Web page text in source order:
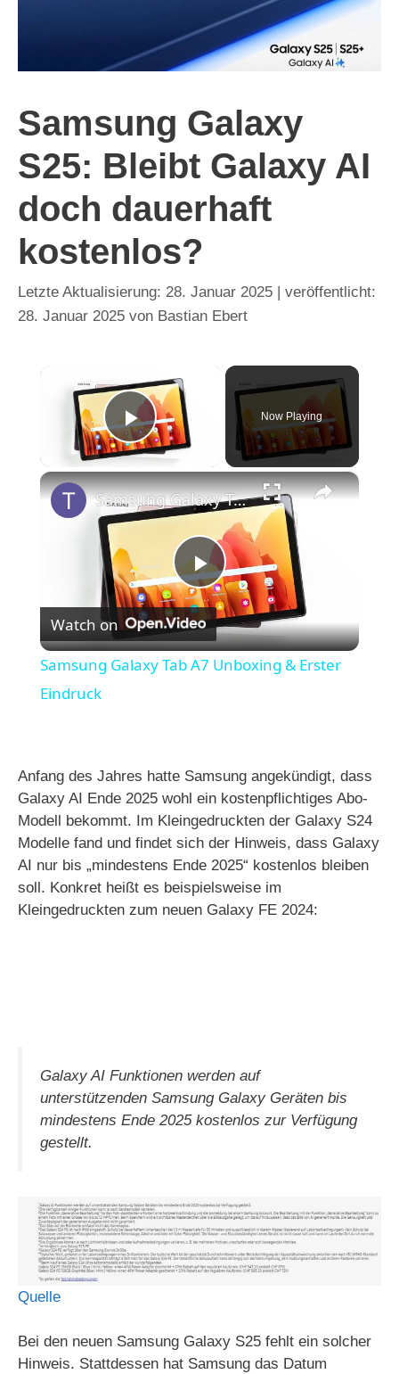
Samsung Galaxy
S25: Bleibt Galaxy AI
doch dauerhaft
kostenlos?
28. Januar 2025
28. Januar 2025 von Bastian Ebert
Play Video
Now Playing
×
P
l
V
i
d
Samsung Galaxy Tab A7 Unboxing & Erster Eindruck
Watch on
Samsung Galaxy Tab A7 Unboxing & Erster
Eindruck
Anfang des Jahres hatte Samsung angekündigt, dass
Galaxy AI Ende 2025 wohl ein kostenpflichtiges Abo-
Modell bekommt. Im Kleingedruckten der Galaxy S24
Modelle fand und findet sich der Hinweis, dass Galaxy
AI nur bis „mindestens Ende 2025“ kostenlos bleiben
soll. Konkret heißt es beispielsweise im
Kleingedruckten zum neuen Galaxy FE 2024:
Galaxy AI Funktionen werden auf
unterstützenden Samsung Galaxy Geräten bis
mindestens Ende 2025 kostenlos zur Verfügung
gestellt.
Quelle
Bei den neuen Samsung Galaxy S25 fehlt ein solcher
Hinweis. Stattdessen hat Samsung das Datum